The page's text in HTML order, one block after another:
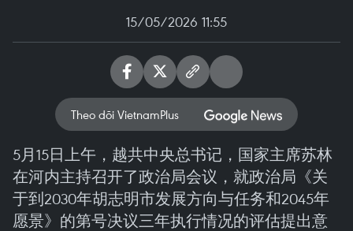
15/05/2026 11:55
Theo dõi VietnamPlus
5月15日上午，越共中央总书记，国家主席苏林
在河内主持召开了政治局会议，就政治局《关
于到2030年胡志明市发展方向与任务和2045年
愿景》的第号决议三年执行情况的评估提出意